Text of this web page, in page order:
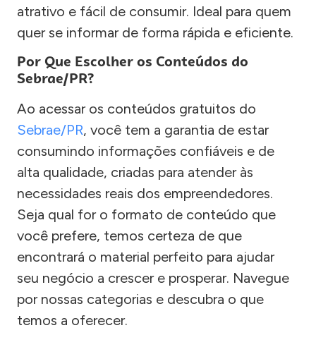
atrativo e fácil de consumir. Ideal para quem
quer se informar de forma rápida e eficiente.
Por Que Escolher os Conteúdos do
Sebrae/PR?
Ao acessar os conteúdos gratuitos do
Sebrae/PR, você tem a garantia de estar
consumindo informações confiáveis e de
alta qualidade, criadas para atender às
necessidades reais dos empreendedores.
Seja qual for o formato de conteúdo que
você prefere, temos certeza de que
encontrará o material perfeito para ajudar
seu negócio a crescer e prosperar. Navegue
por nossas categorias e descubra o que
temos a oferecer.